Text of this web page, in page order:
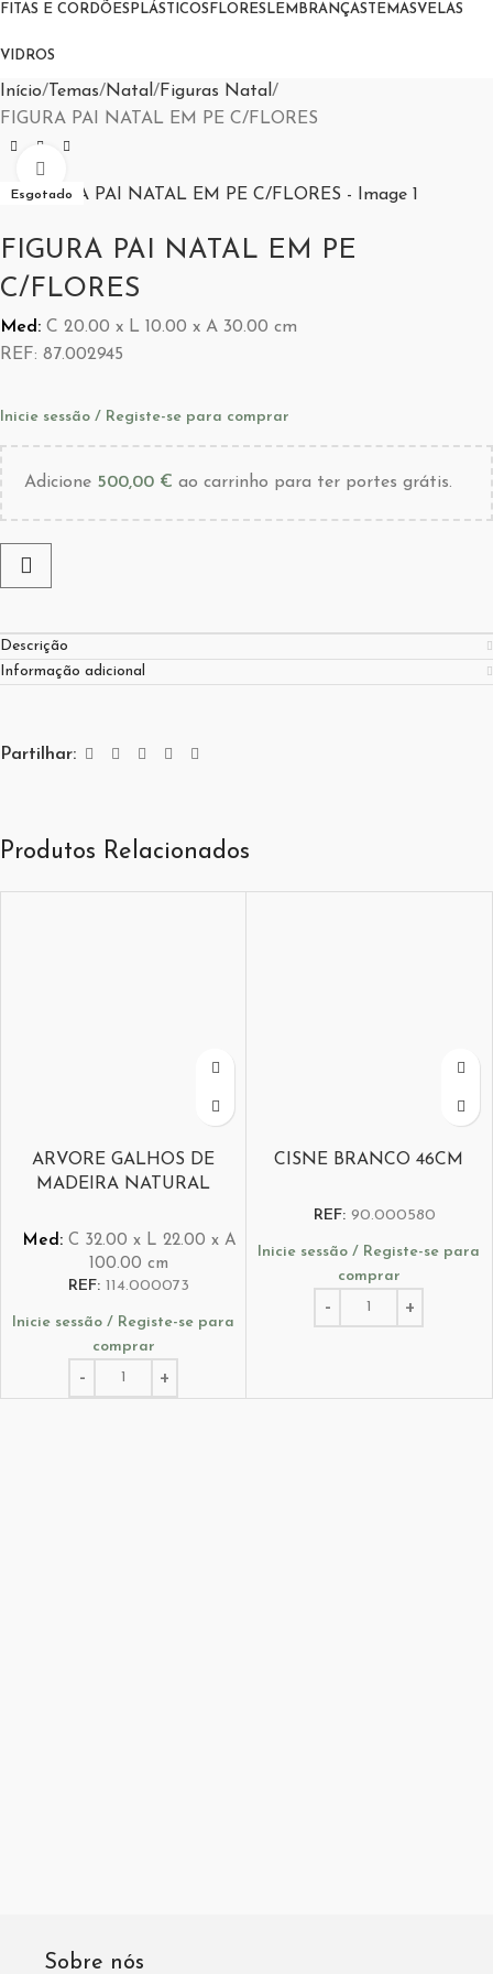
FITAS E CORDÕES PLÁSTICOS FLORES LEMBRANÇASTEMASVELAS
VIDROS
Início Temas Natal
Figuras Natal
FIGURA PAI NATAL EM PE C/FLORES
Esgotado
FIGURA PAI NATAL EM PE
C/FLORES
Med: C 20.00 x L 10.00 x A 30.00 cm
REF: 87.002945
Inicie sessão / Registe-se para comprar
Adicione 500,00 € ao carrinho para ter portes grátis.
Descrição
Informação adicional
Partilhar:
Produtos Relacionados
ARVORE GALHOS DE
MADEIRA NATURAL
Med: C 32.00 x L 22.00 x A
100.00 cm
REF: 114.000073
Inicie sessão / Registe-se para
comprar
CISNE BRANCO 46CM
REF: 90.000580
Inicie sessão / Registe-se para
comprar
Sobre nós